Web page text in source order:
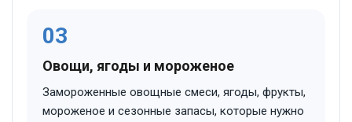
03
Овощи, ягоды и мороженое
Замороженные овощные смеси, ягоды, фрукты,
мороженое и сезонные запасы, которые нужно